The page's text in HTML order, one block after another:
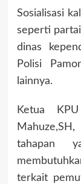
Sosialisasi
seperti
dinas
Polisi
lainnya.
Ketua
tahapan
terkait